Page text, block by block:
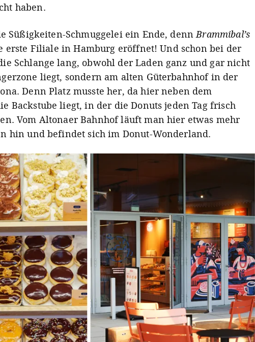
haben.
Süßigkeiten-Schmuggelei ein Ende, dennBrammibal’s
erste Filiale in Hamburg eröffnet! Und schon bei der
Schlange lang, obwohl der Laden ganz und gar nicht
liegt, sondern am alten Güterbahnhof in der
Denn Platz musste her, da hier neben dem
Backstube liegt, in der die Donuts jeden Tag frisch
Vom Altonaer Bahnhof läuft man hier etwas mehr
hin und befindet sich im Donut-Wonderland.